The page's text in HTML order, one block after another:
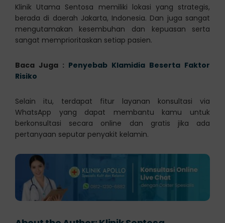
Klinik Utama Sentosa memiliki lokasi yang strategis,
berada di daerah Jakarta, Indonesia. Dan juga sangat
mengutamakan kesembuhan dan kepuasan serta
sangat memprioritaskan setiap pasien.
Baca Juga : Penyebab Klamidia Beserta Faktor
Risiko
Selain itu, terdapat fitur layanan konsultasi via
WhatsApp yang dapat membantu kamu untuk
berkonsultasi secara online dan gratis jika ada
pertanyaan seputar penyakit kelamin.